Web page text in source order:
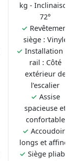
kg - Inclinaison
72°
✓ Revêtement
siège : Vinyle
✓ Installation
rail : Côté
extérieur de
l’escalier
✓ Assise
spacieuse et
confortable
✓ Accoudoirs
longs et affinés
✓ Siège pliable